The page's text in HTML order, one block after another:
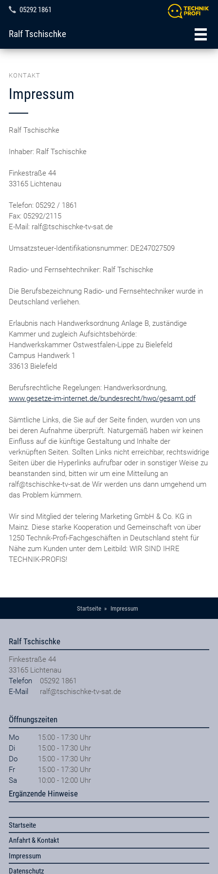
05292 1861
Ralf Tschischke
KONTAKT
Impressum
Ralf Tschischke
Inhaber: Ralf Tschischke
Finkestraße 44
33165 Lichtenau
Telefon: 05292 / 1861
Fax: 05292/2115
E-Mail: ralf@tschischke-tv-sat.de
Umsatzsteuer-Identifikationsnummer: DE247027509
Radio- und Fernsehtechniker: Ralf Tschischke
Die Berufsbezeichnung Radio- und Fernsehtechniker wurde in
Deutschland verliehen.
Erlaubnis nach Handwerksordnung Anlage B, zuständige
Kammer und zugleich Aufsichtsbehörde:
Handwerkskammer Ostwestfalen-Lippe zu Bielefeld
Campus Handwerk 1
33613 Bielefeld
Berufsrechtliche Regelungen: Handwerksordnung,
www.gesetze-im-internet.de/bundesrecht/hwo/gesamt.pdf
Sämtliche Links, die Sie auf der Seite finden, wurden von uns
bei deren Aufnahme überprüft. Naturgemäß haben wir keinen
Einfluss auf die künftige Gestaltung und Inhalte der
verknüpften Seiten. Sollten Links nicht erreichbar, rechtswidrige
Seiten über die Hyperlinks aufrufbar oder in sonstiger Weise zu
beanstanden sind, bitten wir um eine Mitteilung an
ralf@tschischke-tv-sat.de Wir werden uns dann umgehend um
das Problem kümmern.
Wir sind Mitglied der telering Marketing GmbH & Co. KG in
Mainz. Diese starke Kooperation und Gemeinschaft von über
1250 Technik-Profi-Fachgeschäften in Deutschland steht für
Nähe zum Kunden unter dem Leitbild: WIR SIND IHRE
TECHNIK-PROFIS!
Startseite Impressum
Ralf Tschischke
Finkestraße 44
33165 Lichtenau
Telefon
05292 1861
E-Mail
ralf@tschischke-tv-sat.de
Öffnungszeiten
Mo
15:00 - 17:30 Uhr
Di
15:00 - 17:30 Uhr
Do
15:00 - 17:30 Uhr
Fr
15:00 - 17:30 Uhr
Sa
10:00 - 12:00 Uhr
Ergänzende Hinweise
Startseite
Anfahrt & Kontakt
Impressum
Datenschutz